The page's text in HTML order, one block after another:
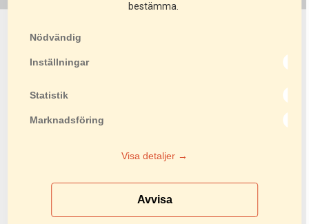
bestämma.
Nödvändig
Inställningar
Statistik
Marknadsföring
Visa detaljer →
Avvisa
PBL
PBL-UH